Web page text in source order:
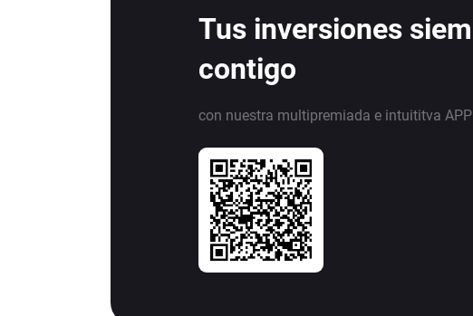
Tus inversiones
contigo
con nuestra multipremiada e intuititva APP